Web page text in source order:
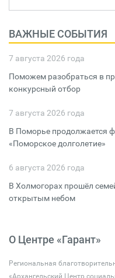
ВАЖНЫЕ СОБЫТИЯ
7 августа 2026 года
Поможем разобраться в
конкурсный отбор
7 августа 2026 года
В Поморье продолжается
«Поморское долголетие»
6 августа 2026 года
В Холмогорах прошёл
открытым небом
О Центре «Гарант»
Региональная
«Архангельский Центр